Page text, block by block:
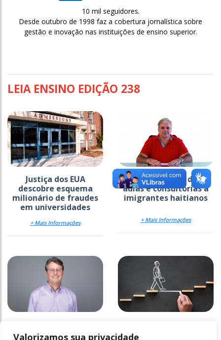
Valorizamos sua privacidade
10 mil seguidores.
Desde outubro de 1998 faz a cobertura jornalística sobre
gestão e inovação nas instituições de ensino superior.
LEIA ENSINO EDIÇÃO 238
Justiça dos EUA
descobre esquema
milionário de fraudes
em universidades
+ Mais Informações
Universitários dão
aulas e consultorias a
imigrantes haitianos
+ Mais Informações
processo ativo”
reforça presença no